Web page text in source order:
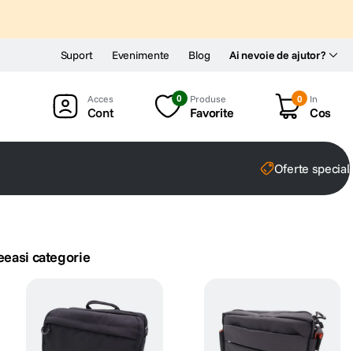
Ai nevoie de ajutor?
Suport Evenimente Blog
Cont
0 Produse
Favorite
0 In
Cos
Oferte
categorie